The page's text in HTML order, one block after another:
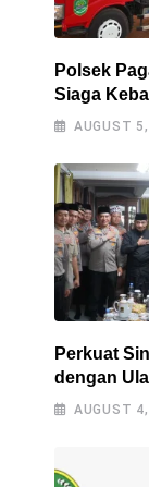
Polsek
Siaga
Lahan,
Sampah
AUGUST
Perkuat
dengan
Kapolres
Ponpes
AUGUST